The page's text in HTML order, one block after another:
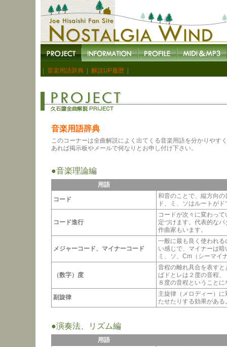
音楽用語辞典 解説UP履歴
音楽用語辞典
このコーナーは全曲解説によく出てくる音楽用語を分かりやす
あれば掲示板やメールで何なりとお申し付け下さい。
●音楽理論編
用語
コード
和音のことで、縦方向
ド、ミ、ソはルートが
コード進行
コードが次々に変わっ
定づけます。代表的な
作曲家もいます。
メジャーコード、マイナーコード
一般に最も良く使われ
い感じで、マイナーは
ミ、ソ、Cm（シーマイ
（数字）度
音程の離れ具合を表す
ばドとレは２度の音程
８度の音程ということに
副旋律
主旋律（メロディー）
たせたりする効果がある
●演奏法、リズム編
用語